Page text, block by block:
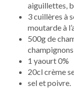
aiguillettes,
3 cuillères à
moutarde à
500g de
1 yaourt 0%
20cl crème
sel et poivre.